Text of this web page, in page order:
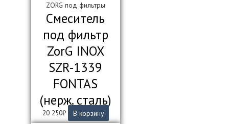
ZORG под фильтры
Смеситель
под фильтр
ZorG INOX
SZR-1339
FONTAS
(нерж. сталь)
20 250₽ В корзину